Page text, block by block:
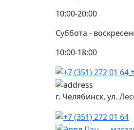
10:00-20:00
Суббота -
10:00-18:00
г. Челябинск, ул.